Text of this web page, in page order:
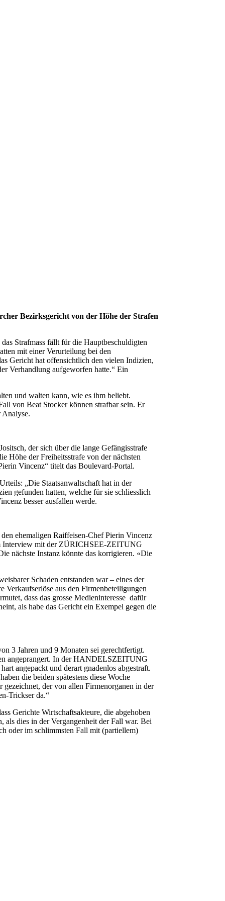
Bezirksgericht von der Höhe der Strafen
Strafmass fällt für die Hauptbeschuldigten
mit einer Verurteilung bei den
Gericht hat offensichtlich den vielen Indizien,
Verhandlung aufgeworfen hatte.“ Ein
und walten kann, wie es ihm beliebt.
von Beat Stocker können strafbar sein. Er
Analyse.
der sich über die lange Gefängisstrafe
Höhe der Freiheitsstrafe von der nächsten
Vincenz“ titelt das Boulevard-Portal.
„Die Staatsanwaltschaft hat in der
gefunden hatten, welche für sie schliesslich
besser ausfallen werde.
ehemaligen Raiffeisen-ChefPierin Vincenz
Interview mit der ZÜRICHSEE-ZEITUNG
nächste Instanz könnte das korrigieren. «Die
Schaden entstanden war – eines der
Verkaufserlöse aus den Firmenbeteiligungen
dass das grosse Medieninteresse dafür
als habe das Gericht ein Exempel gegen die
3 Jahren und 9 Monaten sei gerechtfertigt.
angeprangert. In der HANDELSZEITUNG
angepackt und derart gnadenlos abgestraft.
die beiden spätestens diese Woche
der von allen Firmenorganen in der
Trickser da.“
Gerichte Wirtschaftsakteure, die abgehoben
als dies in der Vergangenheit der Fall war. Bei
oder im schlimmsten Fall mit (partiellem)